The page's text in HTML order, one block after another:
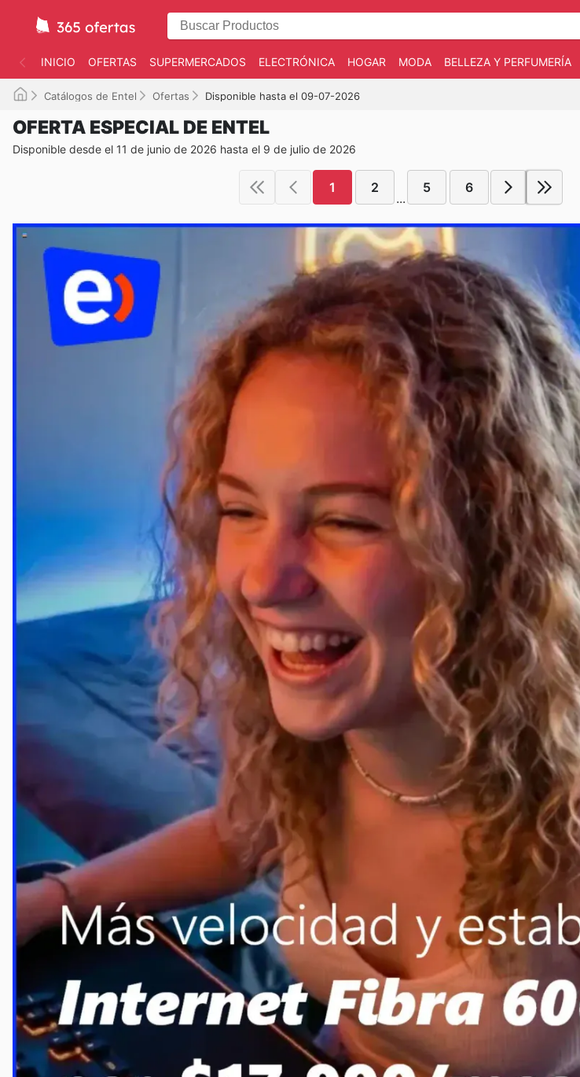
INICIO OFERTAS SUPERMERCADOS ELECTRÓNICA HOGAR MODA BELLEZA Y PERFUMERÍA
Catálogos de Entel Ofertas Disponible hasta el 09-07-2026
OFERTA ESPECIAL DE ENTEL
Disponible desde el 11 de junio de 2026 hasta el 9 de julio de 2026
1 2
...
5 6